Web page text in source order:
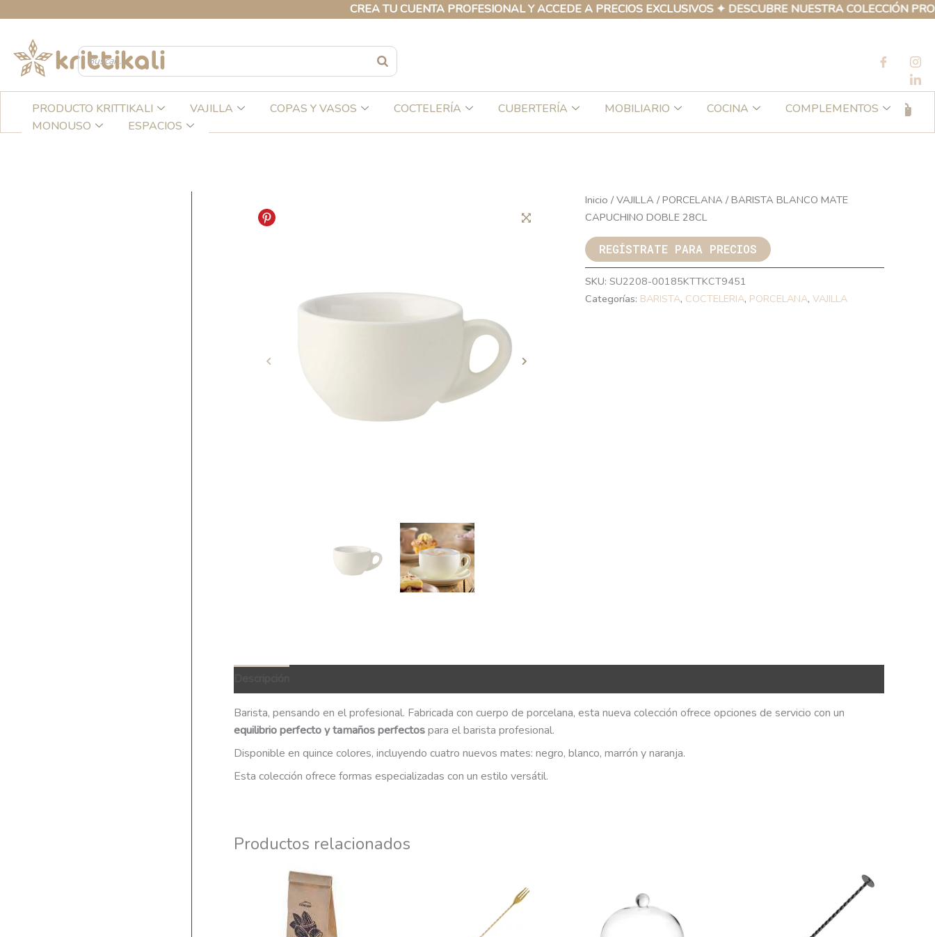
CREA TU CUENTA PROFESIONAL Y ACCEDE A PRECIOS EXCLUSIVOS ✦ DESCUBRE NUESTRA COLECCIÓN PROPIA
contenido
PRODUCTO KRITTIKALI VAJILLA COPAS Y VASOS COCTELERÍA CUBERTERÍA MOBILIARIO COCINA
COMPLEMENTOS
MONOUSO
ESPACIOS
Inicio / VAJILLA / PORCELANA / BARISTA BLANCO MATE
CAPUCHINO DOBLE 28CL
REGÍSTRATE PARA PRECIOS
SKU: SU2208-00185KTTKCT9451
Categorías: BARISTA, COCTELERIA, PORCELANA, VAJILLA
Barista, pensando en el profesional. Fabricada con cuerpo de porcelana, esta nueva colección ofrece opciones de servicio con un
equilibrio perfecto y tamaños perfectospara el barista profesional.
Disponible en quince colores, incluyendo cuatro nuevos mates: negro, blanco, marrón y naranja.
Esta colección ofrece formas especializadas con un estilo versátil.
Productos relacionados